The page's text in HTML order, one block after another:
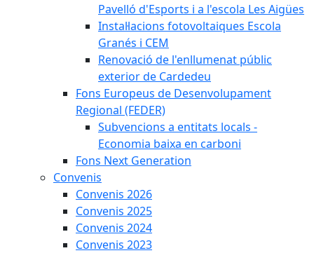
Pavelló d'Esports i a l'escola Les Aigües
Instal·lacions fotovoltaiques Escola
Granés i CEM
Renovació de l'enllumenat públic
exterior de Cardedeu
Fons Europeus de Desenvolupament
Regional (FEDER)
Subvencions a entitats locals -
Economia baixa en carboni
Fons Next Generation
Convenis
Convenis 2026
Convenis 2025
Convenis 2024
Convenis 2023